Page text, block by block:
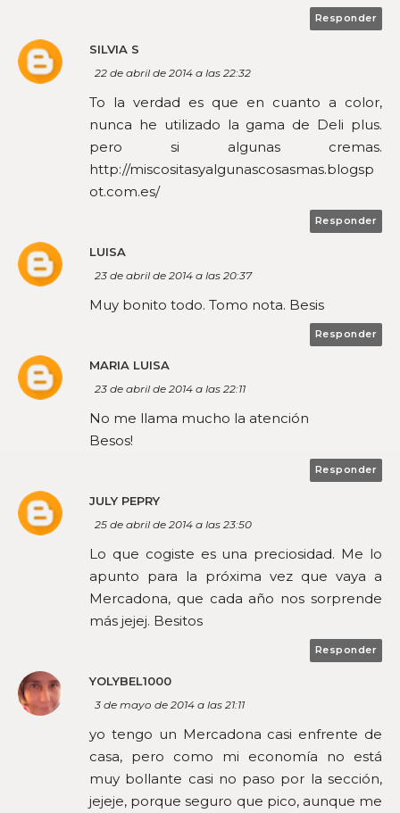
Responder
SILVIA S
22 de abril de 2014 a las 22:32
To la verdad es que en cuanto a color,
nunca he utilizado la gama de Deli plus.
pero si algunas cremas.
http://miscositasyalgunascosasmas.blogsp
ot.com.es/
Responder
LUISA
23 de abril de 2014 a las 20:37
Muy bonito todo. Tomo nota. Besis
Responder
MARIA LUISA
23 de abril de 2014 a las 22:11
No me llama mucho la atención
Besos!
Responder
JULY PEPRY
25 de abril de 2014 a las 23:50
Lo que cogiste es una preciosidad. Me lo
apunto para la próxima vez que vaya a
Mercadona, que cada año nos sorprende
más jejej. Besitos
Responder
YOLYBEL1000
3 de mayo de 2014 a las 21:11
yo tengo un Mercadona casi enfrente de
casa, pero como mi economía no está
muy bollante casi no paso por la sección,
jejeje, porque seguro que pico, aunque me